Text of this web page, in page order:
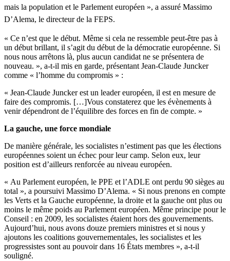
mais la population et le Parlement européen », a assuré Massimo
D’Alema, le directeurde la FEPS.
« Ce n’est que le début. Même si cela ne ressemble peut-être pas à
un début brillant, il s’agit du début de la démocratie européenne. Si
nous nous arrêtons là, plus aucun candidat ne se présentera de
nouveau. », a-t-il mis en garde, présentant Jean-Claude Juncker
comme « l’homme du compromis » :
« Jean-Claude Juncker est un leader européen, il est en mesure de
faire des compromis. […]Vous constaterez que les évènements à
venir dépendront de l’équilibre des forces en fin de compte. »
La gauche, une force mondiale
De manière générale, les socialistes n’estiment pas que les élections
européennes soient un échec pour leur camp. Selon eux, leur
position est d’ailleurs renforcée au niveau européen.
« Au Parlement européen, le PPE et l’ADLE ont perdu 90 sièges au
total », a poursuivi Massimo D’Alema. « Si nous prenons en compte
les Verts et la Gauche européenne, la droite et la gauche ont plus ou
moins le même poids au Parlement européen. Même principe pour le
Conseil : en 2009, les socialistes étaient hors des gouvernements.
Aujourd’hui, nous avons douze premiers ministres et si nous y
ajoutons les coalitions gouvernementales, les socialistes et les
progressistes sont au pouvoir dans 16 États membres », a-t-il
souligné.